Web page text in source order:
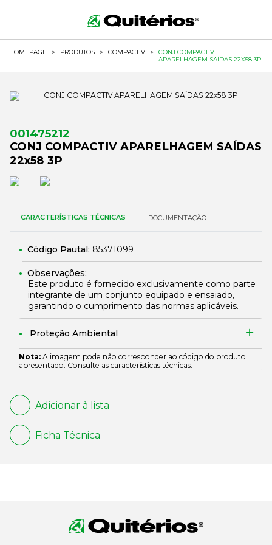
HOMEPAGE > PRODUTOS > COMPACTIV >
CONJ COMPACTIV
APARELHAGEM SAÍDAS 22X58 3P
001475212
CONJ COMPACTIV APARELHAGEM SAÍDAS
22x58 3P
CARACTERÍSTICAS TÉCNICAS DOCUMENTAÇÃO
Código Pautal: 85371099
Observações:
Este produto é fornecido exclusivamente como parte
integrante de um conjunto equipado e ensaiado,
garantindo o cumprimento das normas aplicáveis.
Proteção Ambiental
Nota: A imagem pode não corresponder ao código do produto
apresentado. Consulte as características técnicas.
Adicionar à lista
Ficha Técnica